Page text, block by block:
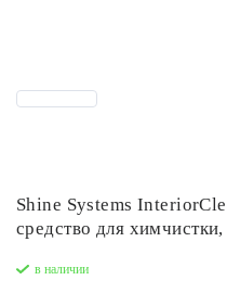
Shine Systems
средство для
в наличии